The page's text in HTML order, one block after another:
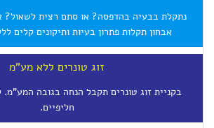
נתקלת בבעיה בהדפסה? או סתם רצית לשאול? אנו
אבחון תקלות פתרון בעיות ותיקונים קלים
זוג טונרים ללא מע"מ
בקניית זוג טונרים תקבל הנחה בגובה המע"מ.
חליפיים.